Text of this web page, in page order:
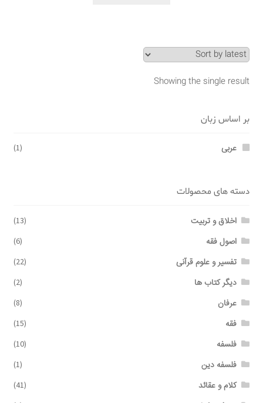
Showing the single result
بر اساس زبان
عربی (1)
دسته های محصولات
اخلاق و تربیت (13)
اصول فقه (6)
تفسیر و علوم قرآنی (22)
دیگر کتاب ها (2)
عرفان (8)
فقه (15)
فلسفه (10)
فلسفه دین (1)
کلام و عقائد (41)